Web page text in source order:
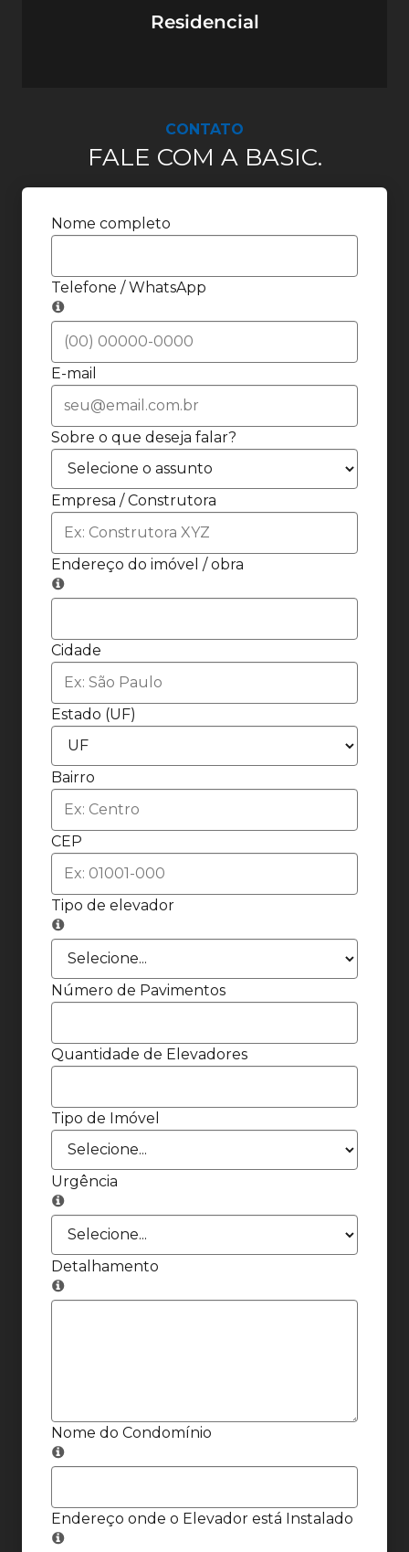
Residencial
CONTATO
FALE COM A BASIC.
Nome completo
Telefone / WhatsApp
E-mail
Sobre o que deseja falar?
Empresa / Construtora
Endereço do imóvel / obra
Cidade
Estado (UF)
Bairro
CEP
Tipo de elevador
Número de Pavimentos
Quantidade de Elevadores
Tipo de Imóvel
Urgência
Detalhamento
Nome do Condomínio
Endereço onde o Elevador está Instalado